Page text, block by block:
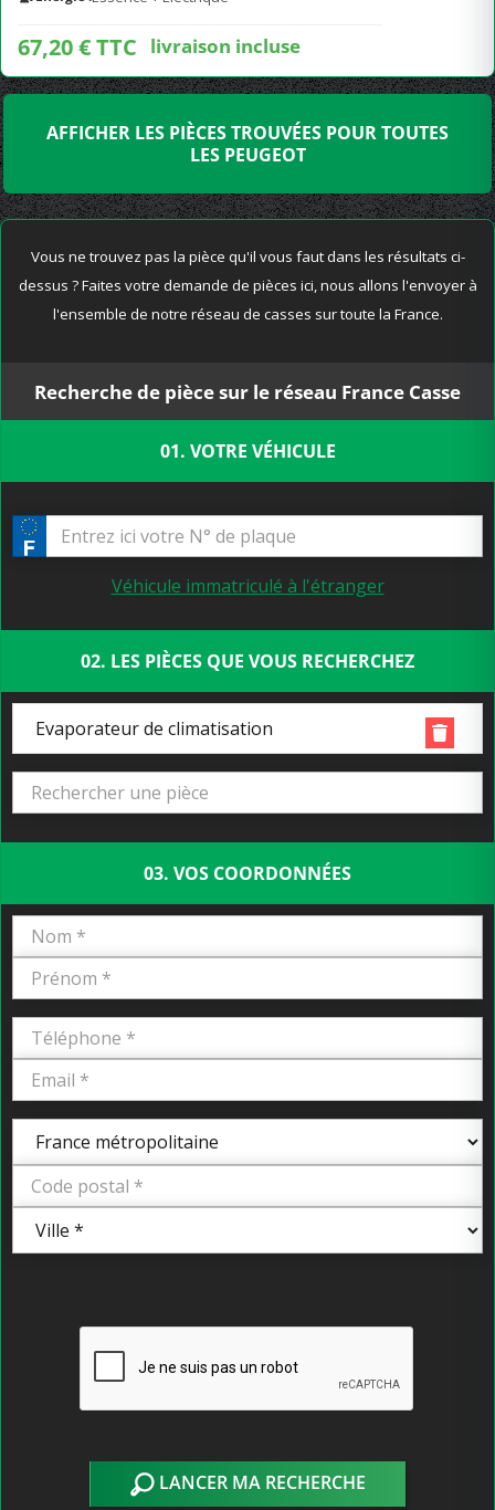
67,20 € TTC livraison incluse
AFFICHER LES PIÈCES TROUVÉES POUR TOUTES
LES PEUGEOT
Vous ne trouvez pas la pièce qu'il vous faut dans les résultats ci-
dessus ? Faites votre demande de pièces ici, nous allons l'envoyer à
l'ensemble de notre réseau de casses sur toute la France.
Recherche de pièce sur le réseau France Casse
01. VOTRE VÉHICULE
Véhicule immatriculé à l'étranger
02. LES PIÈCES QUE VOUS RECHERCHEZ
Evaporateur de climatisation
03. VOS COORDONNÉES
LANCER MA RECHERCHE